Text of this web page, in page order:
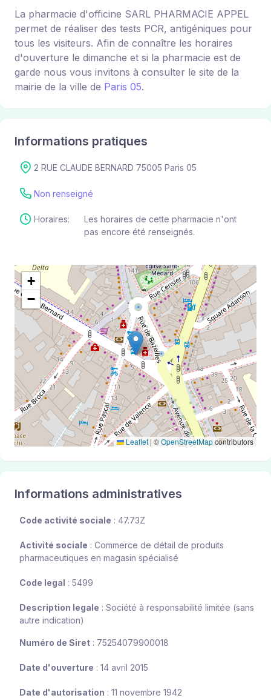
La pharmacie d'officine SARL PHARMACIE APPEL
permet de réaliser des tests PCR, antigéniques pour
tous les visiteurs. Afin de connaître les horaires
d'ouverture le dimanche et si la pharmacie est de
garde nous vous invitons à consulter le site de la
mairie de la ville de Paris 05.
Informations pratiques
2 RUE CLAUDE BERNARD 75005 Paris 05
Non renseigné
Horaires:
Les horaires de cette pharmacie n'ont
pas encore été renseignés.
+
−
Leaflet | ©OpenStreetMapcontributors
Informations administratives
Code activité sociale : 47.73Z
Activité sociale : Commerce de détail de produits
pharmaceutiques en magasin spécialisé
Code legal : 5499
Description legale : Société à responsabilité limitée (sans
autre indication)
Numéro de Siret : 75254079900018
Date d'ouverture : 14 avril 2015
Date d'autorisation : 11 novembre 1942